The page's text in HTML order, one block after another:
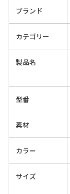
ブランド
カテゴリー
製品名
型番
素材
カラー
サイズ